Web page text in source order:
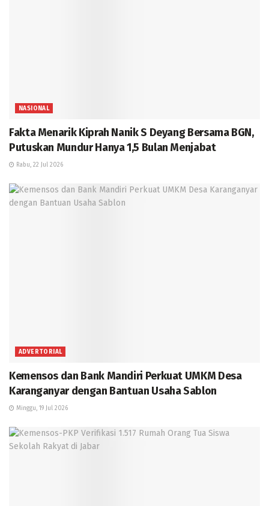
NASIONAL
Fakta Menarik Kiprah Nanik S Deyang Bersama BGN,
Putuskan Mundur Hanya 1,5 Bulan Menjabat
Rabu, 22 Jul 2026
ADVERTORIAL
Kemensos dan Bank Mandiri Perkuat UMKM Desa
Karanganyar dengan Bantuan Usaha Sablon
Minggu, 19 Jul 2026